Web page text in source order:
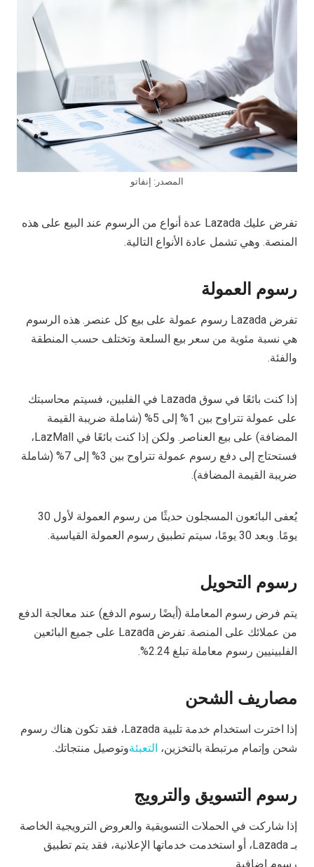
المصدر: إنفاتو
تفرض عليك Lazada عدة أنواع من الرسوم عند البيع على هذه
المنصة. وهي تشمل عادة الأنواع التالية.
رسوم العمولة
تفرض Lazada رسوم عمولة على بيع كل عنصر. هذه الرسوم
هي نسبة مئوية من سعر بيع السلعة وتختلف حسب المنطقة
والفئة.
إذا كنت بائعًا في سوق Lazada في الفلبين، فسيتم محاسبتك
على عمولة تتراوح بين 1% إلى 5% (شاملة ضريبة القيمة
المضافة) على بيع العناصر. ولكن إذا كنت بائعًا في LazMall،
فستحتاج إلى دفع رسوم عمولة تتراوح بين 3% إلى 7% (شاملة
ضريبة القيمة المضافة).
يُعفى البائعون المسجلون حديثًا من رسوم العمولة لأول 30
يومًا. وبعد 30 يومًا، سيتم تطبيق رسوم العمولة القياسية.
رسوم التحويل
يتم فرض رسوم المعاملة (أيضًا رسوم الدفع) عند معالجة الدفع
من عملائك على المنصة. تفرض Lazada على جميع البائعين
الفلبينيين رسوم معاملة تبلغ 2.24%.
مصاريف الشحن
إذا اخترت استخدام خدمة تلبية Lazada، فقد تكون هناك رسوم
شحن وإتمام مرتبطة بالتخزين، التعبئةوتوصيل منتجاتك.
رسوم التسويق والترويج
إذا شاركت في الحملات التسويقية والعروض الترويجية الخاصة
بـ Lazada، أو استخدمت خدماتها الإعلانية، فقد يتم تطبيق
رسوم إضافية.